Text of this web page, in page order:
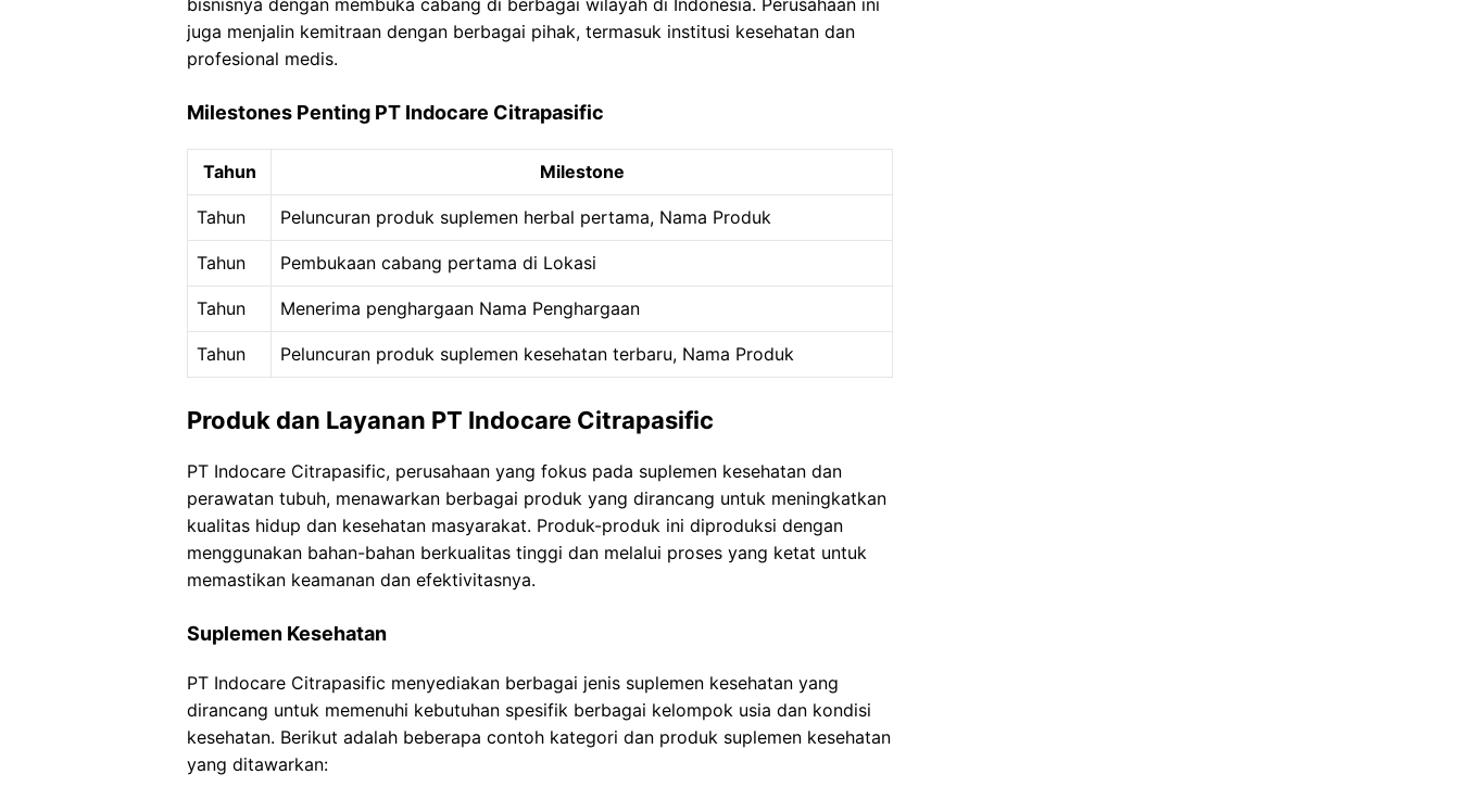
bisnisnya dengan membuka cabang di berbagai wilayah di Indonesia. Perusahaan ini
juga menjalin kemitraan dengan berbagai pihak, termasuk institusi kesehatan dan
profesional medis.
Milestones Penting PT Indocare Citrapasific
Tahun Milestone
Tahun Peluncuran produk suplemen herbal pertama, Nama Produk
Tahun Pembukaan cabang pertama di Lokasi
Tahun Menerima penghargaan Nama Penghargaan
Tahun Peluncuran produk suplemen kesehatan terbaru, Nama Produk
Produk dan Layanan PT Indocare Citrapasific
PT Indocare Citrapasific, perusahaan yang fokus pada suplemen kesehatan dan
perawatan tubuh, menawarkan berbagai produk yang dirancang untuk meningkatkan
kualitas hidup dan kesehatan masyarakat. Produk-produk ini diproduksi dengan
menggunakan bahan-bahan berkualitas tinggi dan melalui proses yang ketat untuk
memastikan keamanan dan efektivitasnya.
Suplemen Kesehatan
PT Indocare Citrapasific menyediakan berbagai jenis suplemen kesehatan yang
dirancang untuk memenuhi kebutuhan spesifik berbagai kelompok usia dan kondisi
kesehatan. Berikut adalah beberapa contoh kategori dan produk suplemen kesehatan
yang ditawarkan: